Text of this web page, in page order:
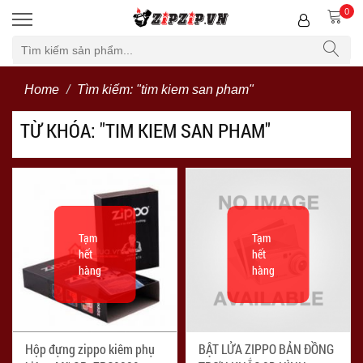
0
Home Tìm kiếm: "tim kiem san pham"
TỪ KHÓA: "TIM KIEM SAN PHAM"
Bộ lọc
Hộp đựng zippo kiêm phụ
Tạm
hết
hàng
BẬT LỬA ZIPPO BẢN ĐỒNG
Tạm
hết
hàng